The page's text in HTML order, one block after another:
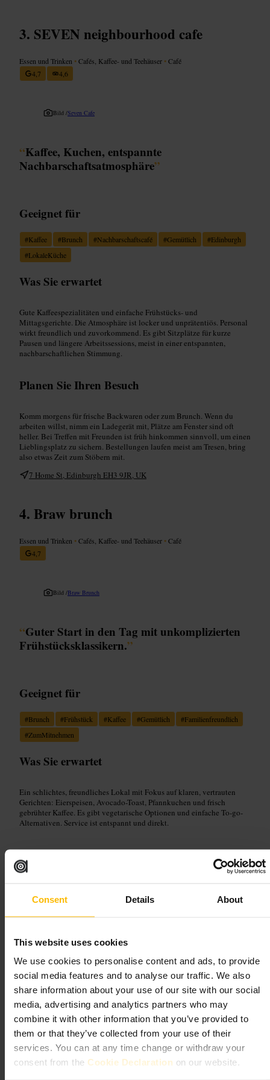
Consent Details About
This website uses cookies
We use cookies to personalise content and ads, to provide
social media features and to analyse our traffic. We also
share information about your use of our site with our social
media, advertising and analytics partners who may
combine it with other information that you’ve provided to
them or that they’ve collected from your use of their
services. You can at any time change or withdraw your
consent from the Cookie Declaration on our website.
SEVEN neighbourhood cafe
Essen und Trinken •Cafés, Kaffee- und Teehäuser •Café
4,7
4,6
Bild /Seven Cafe
“Kaffee, Kuchen, entspannte
Nachbarschaftsatmosphäre”
Geeignet für
#Kaffee #Brunch #Nachbarschaftscafé #Gemütlich #Edinburgh
#LokaleKüche
Was Sie erwartet
Gute Kaffeespezialitäten und einfache Frühstücks- und
Mittagsgerichte. Die Atmosphäre ist locker und unprätentiös. Personal
wirkt freundlich und zuvorkommend. Es gibt Sitzplätze für kurze
Pausen und längere Arbeitssessions, meist in einer entspannten,
nachbarschaftlichen Stimmung.
Planen Sie Ihren Besuch
Komm morgens für frische Backwaren oder zum Brunch. Wenn du
arbeiten willst, nimm ein Ladegerät mit, Plätze am Fenster sind oft
heller. Bei Treffen mit Freunden ist früh hinkommen sinnvoll, um einen
Lieblingsplatz zu sichern. Bestellungen laufen meist am Tresen, bring
also etwas Zeit zum Stöbern mit.
7 Home St, Edinburgh EH3 9JR, UK
Braw brunch
Essen und Trinken •Cafés, Kaffee- und Teehäuser •Café
4,7
Bild /Braw Brunch
“Guter Start in den Tag mit unkomplizierten
Frühstücksklassikern.”
Geeignet für
#Brunch #Frühstück #Kaffee #Gemütlich #Familienfreundlich
#ZumMitnehmen
Was Sie erwartet
Ein schlichtes, freundliches Lokal mit Fokus auf klaren, vertrauten
Gerichten: Eierspeisen, Avocado-Toast, Pfannkuchen und frisch
gebrühter Kaffee. Es gibt vegetarische Optionen und einfache To-go-
Alternativen. Service ist entspannt und direkt.
Planen Sie Ihren Besuch
Brunch möchten. Für Gruppen ist es sinnvoll, etwas früher zu kommen
oder kurz anzurufen, falls Reservierungen möglich sind. Bringen Sie
bei Bedarf Allergiehinweise mit, das Personal kann oft Alternativen
3 E Fountainbridge, Edinburgh EH3 9BH, UK
Greenwoods Edinburgh
Essen und Trinken•Restaurant
4,7
4,6
Bild / Find Me Gluten Free